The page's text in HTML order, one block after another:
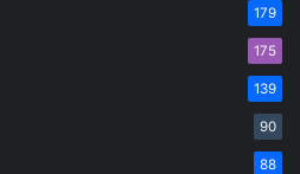
179
175
139
90
88